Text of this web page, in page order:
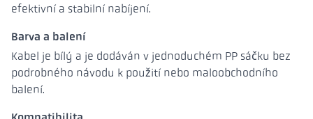
efektivní a stabilní nabíjení.
Barva a balení
Kabel je bílý a je dodáván v jednoduchém PP sáčku bez
podrobného návodu k použití nebo maloobchodního
balení.